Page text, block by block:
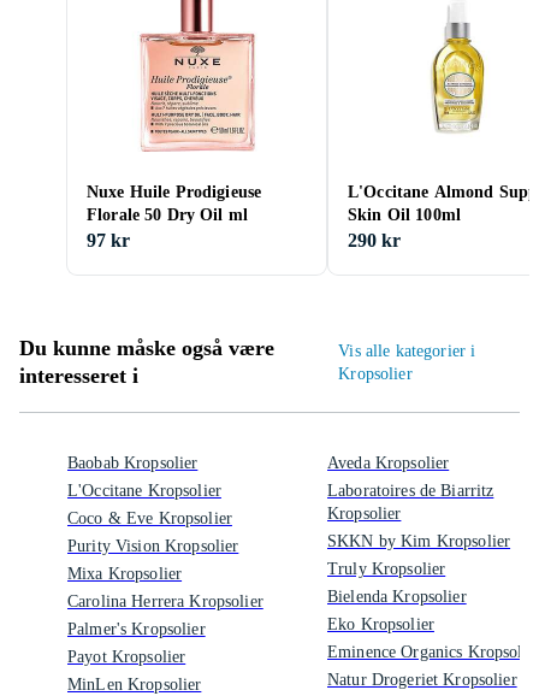
Nuxe Huile Prodigieuse
Florale 50 Dry Oil ml
97 kr
L'Occitane Almond
Skin Oil 100ml
290 kr
Du kunne måske også være
interesseret i
Vis alle kategorier i
Kropsolier
Baobab Kropsolier
L'Occitane Kropsolier
Coco & Eve Kropsolier
Purity Vision Kropsolier
Mixa Kropsolier
Carolina Herrera Kropsolier
Palmer's Kropsolier
Payot Kropsolier
MinLen Kropsolier
Aveda Kropsolier
Laboratoires de Biarritz
Kropsolier
SKKN by Kim Kropsolier
Truly Kropsolier
Bielenda Kropsolier
Eko Kropsolier
Eminence Organics
Natur Drogeriet Kropsolier